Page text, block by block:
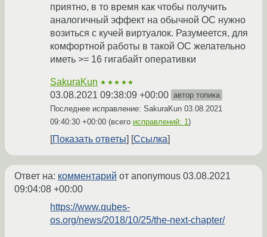
приятно, в то время как чтобы получить
аналогичный эффект на обычной ОС нужно
возиться с кучей виртуалок. Разумеется, для
комфортной работы в такой ОС желательно
иметь >= 16 гигабайт оперативки
SakuraKun ★★★★★
03.08.2021 09:38:09 +00:00 автор топика
Последнее исправление: SakuraKun 03.08.2021
09:40:30 +00:00 (всего исправлений: 1)
Показать ответы Ссылка
Ответ на: комментарий от anonymous 03.08.2021
09:04:08 +00:00
https://www.qubes-
os.org/news/2018/10/25/the-next-chapter/